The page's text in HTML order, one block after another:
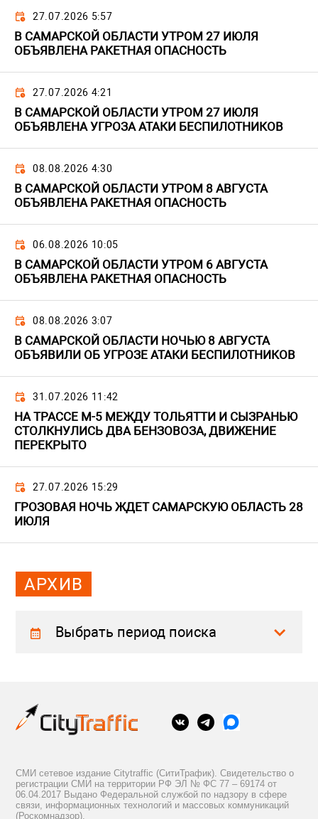
27.07.2026 5:57
В САМАРСКОЙ ОБЛАСТИ УТРОМ 27 ИЮЛЯ
ОБЪЯВЛЕНА РАКЕТНАЯ ОПАСНОСТЬ
27.07.2026 4:21
В САМАРСКОЙ ОБЛАСТИ УТРОМ 27 ИЮЛЯ
ОБЪЯВЛЕНА УГРОЗА АТАКИ БЕСПИЛОТНИКОВ
08.08.2026 4:30
В САМАРСКОЙ ОБЛАСТИ УТРОМ 8 АВГУСТА
ОБЪЯВЛЕНА РАКЕТНАЯ ОПАСНОСТЬ
06.08.2026 10:05
В САМАРСКОЙ ОБЛАСТИ УТРОМ 6 АВГУСТА
ОБЪЯВЛЕНА РАКЕТНАЯ ОПАСНОСТЬ
08.08.2026 3:07
В САМАРСКОЙ ОБЛАСТИ НОЧЬЮ 8 АВГУСТА
ОБЪЯВИЛИ ОБ УГРОЗЕ АТАКИ БЕСПИЛОТНИКОВ
31.07.2026 11:42
НА ТРАССЕ М-5 МЕЖДУ ТОЛЬЯТТИ И СЫЗРАНЬЮ
СТОЛКНУЛИСЬ ДВА БЕНЗОВОЗА, ДВИЖЕНИЕ
ПЕРЕКРЫТО
27.07.2026 15:29
ГРОЗОВАЯ НОЧЬ ЖДЕТ САМАРСКУЮ ОБЛАСТЬ 28
ИЮЛЯ
АРХИВ
Выбрать период поиска
СМИ сетевое издание Citytraffic (СитиТрафик). Свидетельство о
регистрации СМИ на территории РФ ЭЛ № ФС 77 – 69174 от
06.04.2017 Выдано Федеральной службой по надзору в сфере
связи, информационных технологий и массовых коммуникаций
(Роскомнадзор).